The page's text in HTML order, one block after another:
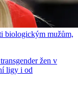
biologickým mužům,
žen v
ligy i od